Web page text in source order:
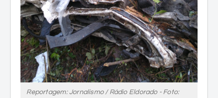
Reportagem: Jornalismo / Rádio Eldorado - Foto: